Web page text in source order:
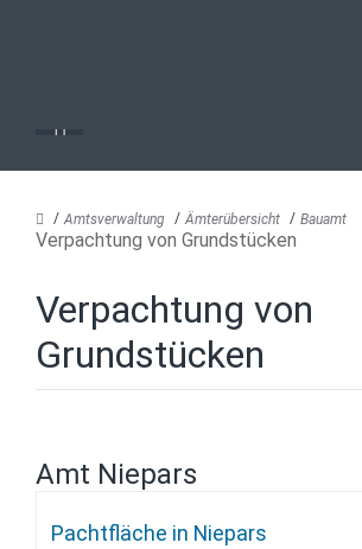
Amtsverwaltung Ämterübersicht Bauamt
Verpachtung von Grundstücken
Verpachtung von
Grundstücken
Amt Niepars
Pachtfläche in Niepars